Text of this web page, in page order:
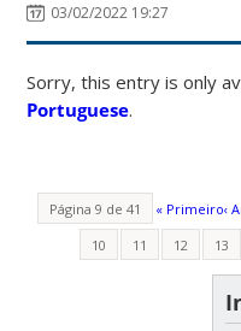
03/02/2022 19:27
Sorry, this entry is only
Portuguese.
Página 9 de 41 « Primeiro‹
10
11 12 13